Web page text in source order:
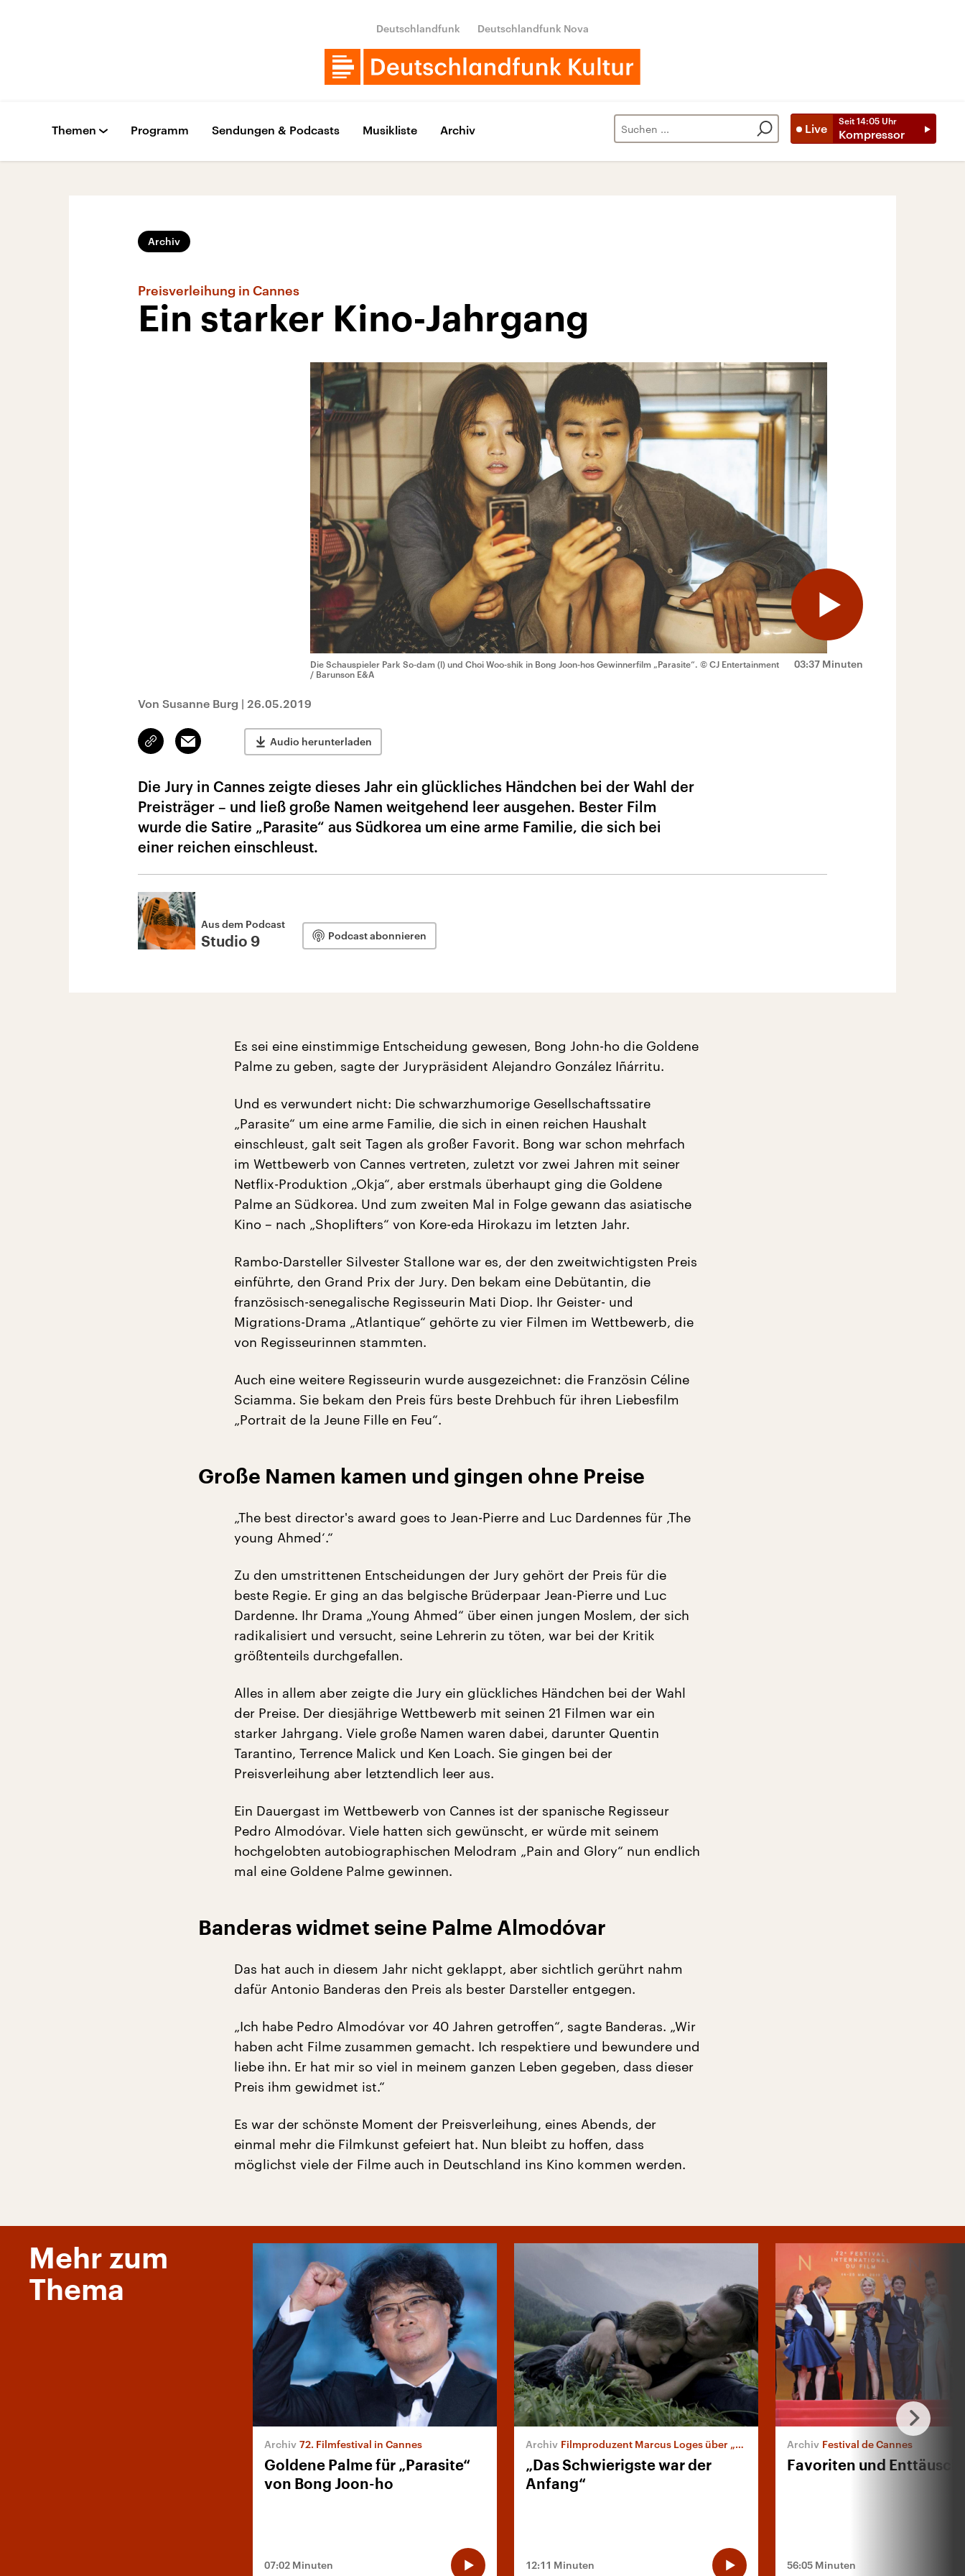
Deutschlandfunk Deutschlandfunk Nova
Live
Seit 14:05 Uhr
Kompressor
Themen Programm Sendungen & Podcasts Musikliste Archiv
Archiv
Preisverleihung in Cannes
Ein starker Kino-Jahrgang
03:37 Minuten
Die Schauspieler Park So-dam (l) und Choi Woo-shik in Bong Joon-hos Gewinnerfilm „Parasite“. © CJ Entertainment
/ Barunson E&A
Von Susanne Burg | 26.05.2019
Link
kopieren/teilen
Email Audio herunterladen
Die Jury in Cannes zeigte dieses Jahr ein glückliches Händchen bei der Wahl der
Preisträger – und ließ große Namen weitgehend leer ausgehen. Bester Film
wurde die Satire „Parasite“ aus Südkorea um eine arme Familie, die sich bei
einer reichen einschleust.
Aus dem Podcast
Studio 9 Podcast abonnieren
Es sei eine einstimmige Entscheidung gewesen, Bong John-ho die Goldene
Palme zu geben, sagte der Jurypräsident Alejandro González Iñárritu.
Und es verwundert nicht: Die schwarzhumorige Gesellschaftssatire
„Parasite“ um eine arme Familie, die sich in einen reichen Haushalt
einschleust, galt seit Tagen als großer Favorit. Bong war schon mehrfach
im Wettbewerb von Cannes vertreten, zuletzt vor zwei Jahren mit seiner
Netflix-Produktion „Okja“, aber erstmals überhaupt ging die Goldene
Palme an Südkorea. Und zum zweiten Mal in Folge gewann das asiatische
Kino – nach „Shoplifters“ von Kore-eda Hirokazu im letzten Jahr.
Rambo-Darsteller Silvester Stallone war es, der den zweitwichtigsten Preis
einführte, den Grand Prix der Jury. Den bekam eine Debütantin, die
französisch-senegalische Regisseurin Mati Diop. Ihr Geister- und
Migrations-Drama „Atlantique“ gehörte zu vier Filmen im Wettbewerb, die
von Regisseurinnen stammten.
Auch eine weitere Regisseurin wurde ausgezeichnet: die Französin Céline
Sciamma. Sie bekam den Preis fürs beste Drehbuch für ihren Liebesfilm
„Portrait de la Jeune Fille en Feu“.
Große Namen kamen und gingen ohne Preise
„The best director's award goes to Jean-Pierre and Luc Dardennes für ‚The
young Ahmed‘.“
Zu den umstrittenen Entscheidungen der Jury gehört der Preis für die
beste Regie. Er ging an das belgische Brüderpaar Jean-Pierre und Luc
Dardenne. Ihr Drama „Young Ahmed“ über einen jungen Moslem, der sich
radikalisiert und versucht, seine Lehrerin zu töten, war bei der Kritik
größtenteils durchgefallen.
Alles in allem aber zeigte die Jury ein glückliches Händchen bei der Wahl
der Preise. Der diesjährige Wettbewerb mit seinen 21 Filmen war ein
starker Jahrgang. Viele große Namen waren dabei, darunter Quentin
Tarantino, Terrence Malick und Ken Loach. Sie gingen bei der
Preisverleihung aber letztendlich leer aus.
Ein Dauergast im Wettbewerb von Cannes ist der spanische Regisseur
Pedro Almodóvar. Viele hatten sich gewünscht, er würde mit seinem
hochgelobten autobiographischen Melodram „Pain and Glory“ nun endlich
mal eine Goldene Palme gewinnen.
Banderas widmet seine Palme Almodóvar
Das hat auch in diesem Jahr nicht geklappt, aber sichtlich gerührt nahm
dafür Antonio Banderas den Preis als bester Darsteller entgegen.
„Ich habe Pedro Almodóvar vor 40 Jahren getroffen“, sagte Banderas. „Wir
haben acht Filme zusammen gemacht. Ich respektiere und bewundere und
liebe ihn. Er hat mir so viel in meinem ganzen Leben gegeben, dass dieser
Preis ihm gewidmet ist.“
Es war der schönste Moment der Preisverleihung, eines Abends, der
einmal mehr die Filmkunst gefeiert hat. Nun bleibt zu hoffen, dass
möglichst viele der Filme auch in Deutschland ins Kino kommen werden.
Mehr zum
Thema
72. Filmfestival in Cannes
Goldene Palme für „Parasite“
von Bong Joon-ho
07:02 Minuten
Filmproduzent Marcus Loges über „A Hidden Life“
„Das Schwierigste war der
Anfang“
12:11 Minuten
Festival de Cannes
Favoriten und
56:05 Minuten